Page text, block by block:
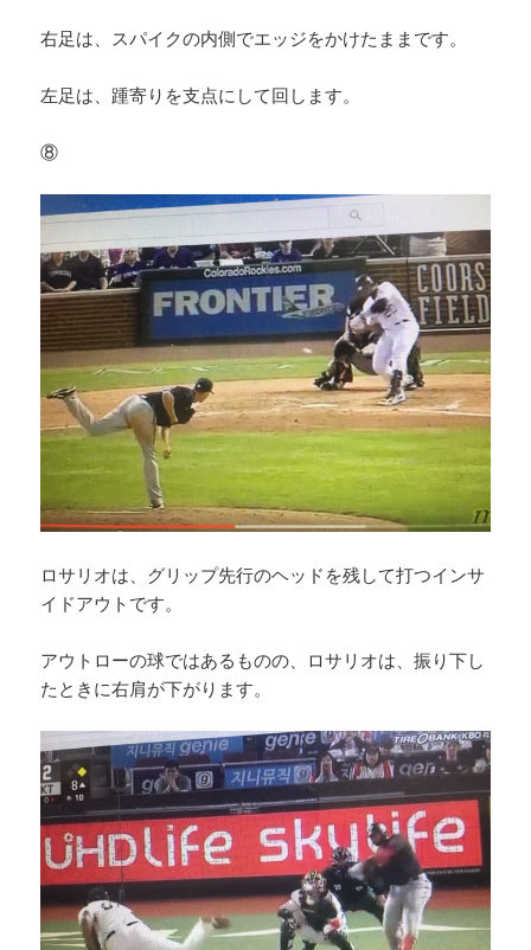
右足は、スパイクの内側でエッジをかけたままです。
左足は、踵寄りを支点にして回します。
⑧
ロサリオは、グリップ先行のヘッドを残して打つインサ
イドアウトです。
アウトローの球ではあるものの、ロサリオは、振り下し
たときに右肩が下がります。